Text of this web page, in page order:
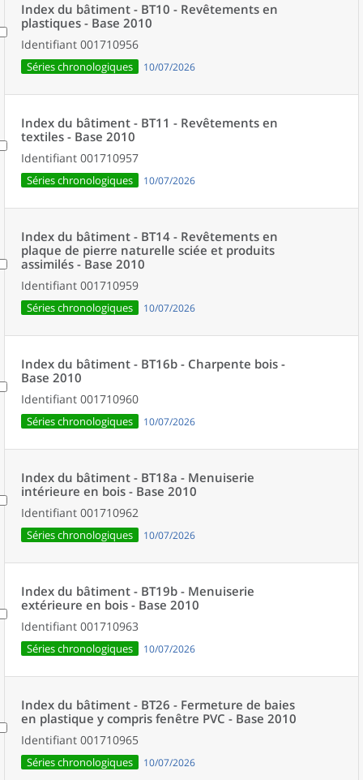
Index du bâtiment - BT10 - Revêtements en
plastiques - Base 2010
Identifiant 001710956
Séries chronologiques 10/07/2026
Index du bâtiment - BT11 - Revêtements en
textiles - Base 2010
Identifiant 001710957
Séries chronologiques 10/07/2026
Index du bâtiment - BT14 - Revêtements en
plaque de pierre naturelle sciée et produits
assimilés - Base 2010
Identifiant 001710959
Séries chronologiques 10/07/2026
Index du bâtiment - BT16b - Charpente bois -
Base 2010
Identifiant 001710960
Séries chronologiques 10/07/2026
Index du bâtiment - BT18a - Menuiserie
intérieure en bois - Base 2010
Identifiant 001710962
Séries chronologiques 10/07/2026
Index du bâtiment - BT19b - Menuiserie
extérieure en bois - Base 2010
Identifiant 001710963
Séries chronologiques 10/07/2026
Index du bâtiment - BT26 - Fermeture de baies
en plastique y compris fenêtre PVC - Base 2010
Identifiant 001710965
Séries chronologiques 10/07/2026